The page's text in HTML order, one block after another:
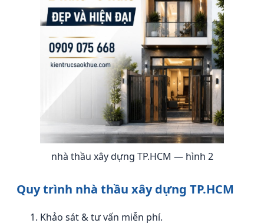
nhà thầu xây dựng TP.HCM — hình 2
Quy trình nhà thầu xây dựng TP.HCM
Khảo sát & tư vấn miễn phí.